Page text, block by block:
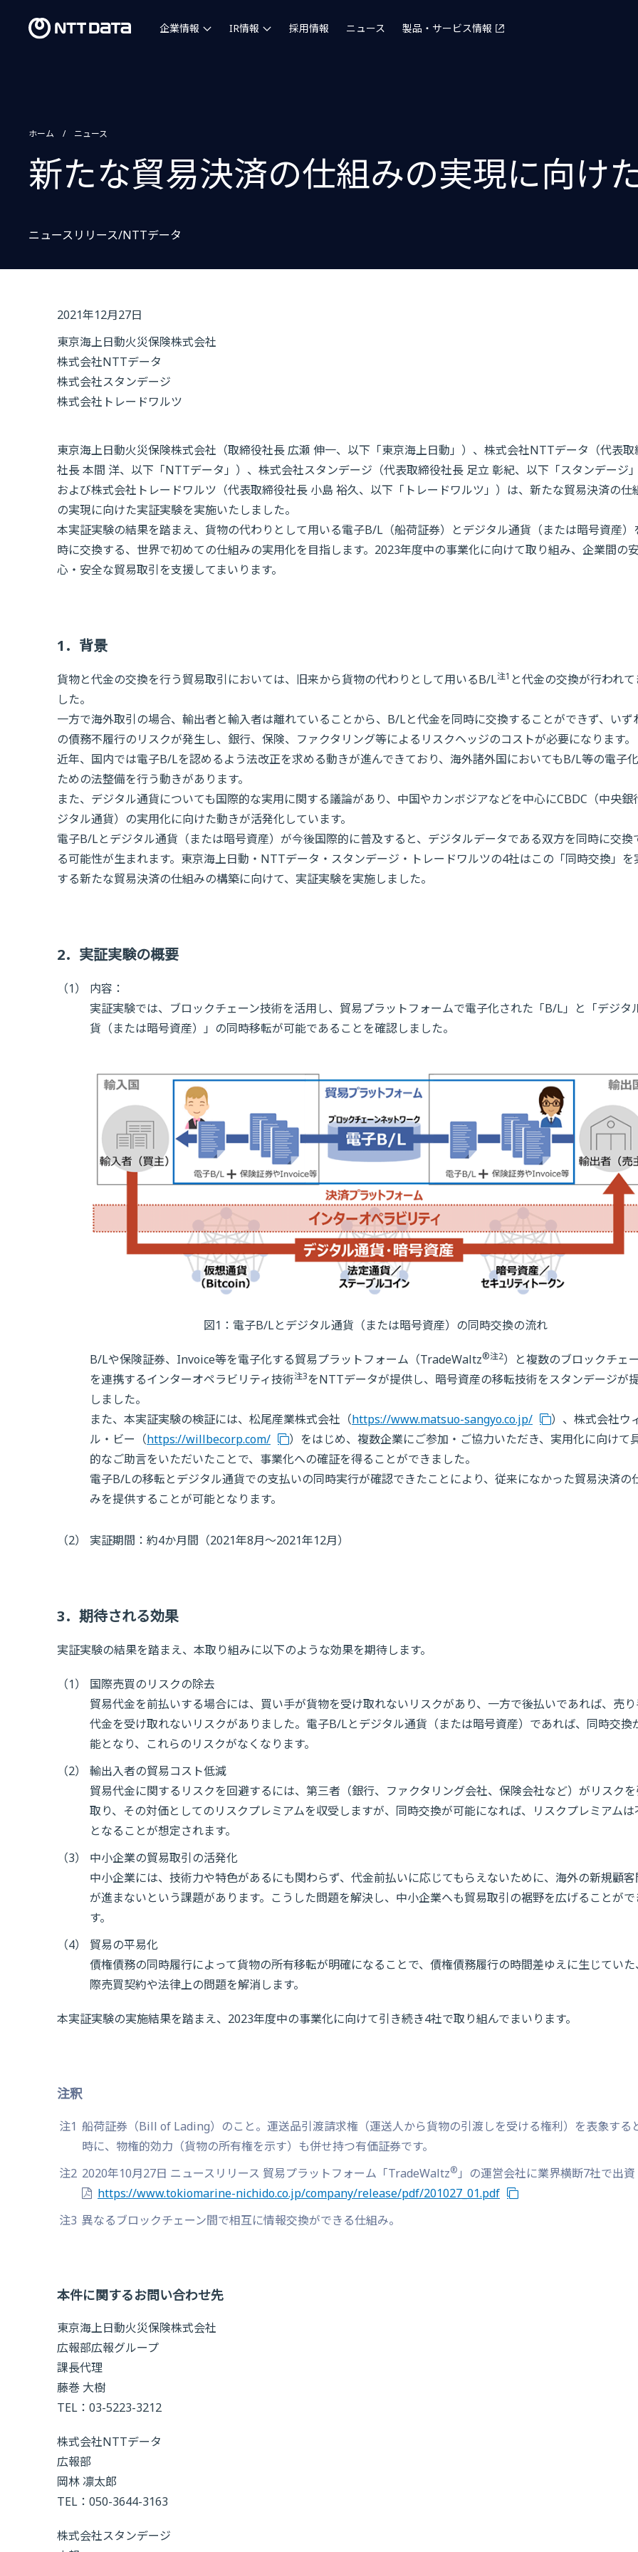
企業情報 IR情報 採用情報 ニュース 製品・サービス情報
ホーム ニュース
新たな貿易決済の仕組みの実現に向け
ニュースリリース/NTTデータ
2021年12月27日
東京海上日動火災保険株式会社
株式会社NTTデータ
株式会社スタンデージ
株式会社トレードワルツ
東京海上日動火災保険株式会社（取締役社長 広瀬 伸一、以下「東京海上日動」）、株式会社NTTデータ（代表取
社長 本間 洋、以下「NTTデータ」）、株式会社スタンデージ（代表取締役社長 足立 彰紀、以下「スタンデージ
および株式会社トレードワルツ（代表取締役社長 小島 裕久、以下「トレードワルツ」）は、新たな貿易決済の仕
の実現に向けた実証実験を実施いたしました。
本実証実験の結果を踏まえ、貨物の代わりとして用いる電子B/L（船荷証券）とデジタル通貨（または暗号資産）
時に交換する、世界で初めての仕組みの実用化を目指します。2023年度中の事業化に向けて取り組み、企業間の
心・安全な貿易取引を支援してまいります。
1．背景
貨物と代金の交換を行う貿易取引においては、旧来から貨物の代わりとして用いるB/L注1 と代金の交換が行われ
した。
一方で海外取引の場合、輸出者と輸入者は離れていることから、B/Lと代金を同時に交換することができず、いず
の債務不履行のリスクが発生し、銀行、保険、ファクタリング等によるリスクヘッジのコストが必要になります。
近年、国内では電子B/Lを認めるよう法改正を求める動きが進んできており、海外諸外国においてもB/L等の電子
ための法整備を行う動きがあります。
また、デジタル通貨についても国際的な実用に関する議論があり、中国やカンボジアなどを中心にCBDC（中央銀
ジタル通貨）の実用化に向けた動きが活発化しています。
電子B/Lとデジタル通貨（または暗号資産）が今後国際的に普及すると、デジタルデータである双方を同時に交換
る可能性が生まれます。東京海上日動・NTTデータ・スタンデージ・トレードワルツの4社はこの「同時交換」を
する新たな貿易決済の仕組みの構築に向けて、実証実験を実施しました。
2．実証実験の概要
（1）
内容：
実証実験では、ブロックチェーン技術を活用し、貿易プラットフォームで電子化された「B/L」と「デジタ
貨（または暗号資産）」の同時移転が可能であることを確認しました。
図1：電子B/Lとデジタル通貨（または暗号資産）の同時交換の流れ
B/Lや保険証券、Invoice等を電子化する貿易プラットフォーム（TradeWaltz®注2）と複数のブロックチェ
を連携するインターオペラビリティ技術注3をNTTデータが提供し、暗号資産の移転技術をスタンデージが
しました。
また、本実証実験の検証には、松尾産業株式会社（https://www.matsuo-sangyo.co.jp/
）、株式会社ウ
ル・ビー（https://willbecorp.com/
）をはじめ、複数企業にご参加・ご協力いただき、実用化に向けて
的なご助言をいただいたことで、事業化への確証を得ることができました。
電子B/Lの移転とデジタル通貨での支払いの同時実行が確認できたことにより、従来になかった貿易決済の
みを提供することが可能となります。
（2） 実証期間：約4か月間（2021年8月～2021年12月）
3．期待される効果
実証実験の結果を踏まえ、本取り組みに以下のような効果を期待します。
（1）
国際売買のリスクの除去
貿易代金を前払いする場合には、買い手が貨物を受け取れないリスクがあり、一方で後払いであれば、売
代金を受け取れないリスクがありました。電子B/Lとデジタル通貨（または暗号資産）であれば、同時交換
能となり、これらのリスクがなくなります。
（2）
輸出入者の貿易コスト低減
貿易代金に関するリスクを回避するには、第三者（銀行、ファクタリング会社、保険会社など）がリスク
取り、その対価としてのリスクプレミアムを収受しますが、同時交換が可能になれば、リスクプレミアムは
となることが想定されます。
（3）
中小企業の貿易取引の活発化
中小企業には、技術力や特色があるにも関わらず、代金前払いに応じてもらえないために、海外の新規顧
が進まないという課題があります。こうした問題を解決し、中小企業へも貿易取引の裾野を広げることが
す。
（4）
貿易の平易化
債権債務の同時履行によって貨物の所有移転が明確になることで、債権債務履行の時間差ゆえに生じてい
際売買契約や法律上の問題を解消します。
本実証実験の実施結果を踏まえ、2023年度中の事業化に向けて引き続き4社で取り組んでまいります。
注釈
注1 船荷証券（Bill of Lading）のこと。運送品引渡請求権（運送人から貨物の引渡しを受ける権利）を表象する
時に、物権的効力（貨物の所有権を示す）も併せ持つ有価証券です。
注2 2020年10月27日 ニュースリリース 貿易プラットフォーム「TradeWaltz® 」の運営会社に業界横断7社で出資
https://www.tokiomarine-nichido.co.jp/company/release/pdf/201027_01.pdf
注3 異なるブロックチェーン間で相互に情報交換ができる仕組み。
本件に関するお問い合わせ先
東京海上日動火災保険株式会社
広報部広報グループ
課長代理
藤巻 大樹
TEL：03-5223-3212
株式会社NTTデータ
広報部
岡林 凛太郎
TEL：050-3644-3163
株式会社スタンデージ